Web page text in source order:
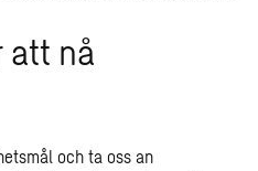
att nå
och ta oss an